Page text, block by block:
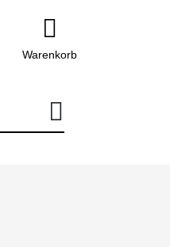
Warenkorb